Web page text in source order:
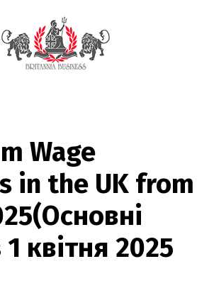
Wage
in the UK from
квітня 2025